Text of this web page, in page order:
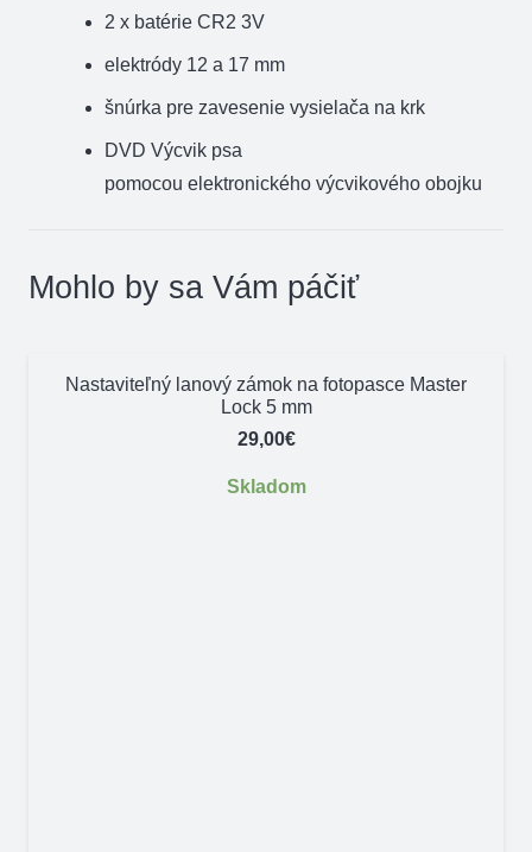
2 x batérie CR2 3V
elektródy 12 a 17 mm
šnúrka pre zavesenie vysielača na krk
DVD Výcvik psa
pomocou elektronického výcvikového obojku
Mohlo by sa Vám páčiť